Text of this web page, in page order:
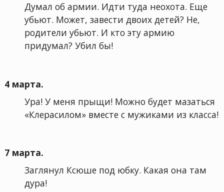
Думал об армии. Идти туда неохота. Еще
убьют. Может, завести двоих детей? Не,
родители убьют. И кто эту армию
придумал? Убил бы!
4 марта.
Ура! У меня прыщи! Можно будет мазаться
«Клерасилом» вместе с мужиками из класса!
7 марта.
Заглянул Ксюше под юбку. Какая она там
дура!